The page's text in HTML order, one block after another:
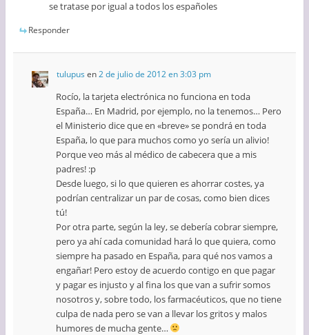
se tratase por igual a todos los españoles
Responder
tulupus en2 de julio de 2012 en 3:03 pm
Rocío, la tarjeta electrónica no funciona en toda
España… En Madrid, por ejemplo, no la tenemos… Pero
el Ministerio dice que en «breve» se pondrá en toda
España, lo que para muchos como yo sería un alivio!
Porque veo más al médico de cabecera que a mis
padres! :p
Desde luego, si lo que quieren es ahorrar costes, ya
podrían centralizar un par de cosas, como bien dices
tú!
Por otra parte, según la ley, se debería cobrar siempre,
pero ya ahí cada comunidad hará lo que quiera, como
siempre ha pasado en España, para qué nos vamos a
engañar! Pero estoy de acuerdo contigo en que pagar
y pagar es injusto y al fina los que van a sufrir somos
nosotros y, sobre todo, los farmacéuticos, que no tiene
culpa de nada pero se van a llevar los gritos y malos
humores de mucha gente…